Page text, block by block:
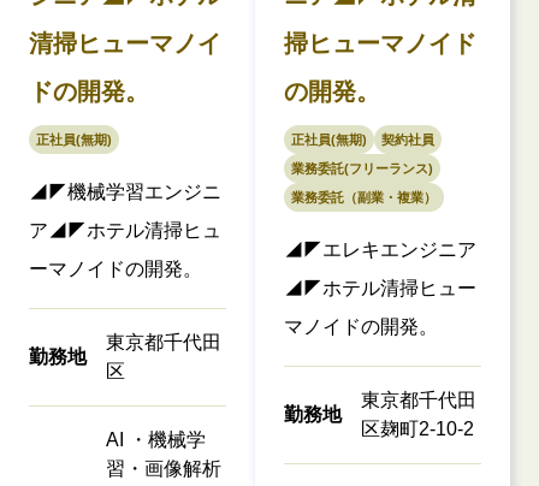
清掃ヒューマノイ
ドの開発。
正社員(無期)
◢◤機械学習エンジニ
ア◢◤ホテル清掃ヒュ
ーマノイドの開発。
勤務地
東京都千代田
区
AI ・機械学
習・画像解析
掃ヒューマノイド
の開発。
正社員(無期)
契約社員
業務委託(フリーランス)
業務委託（副業・複業）
◢◤エレキエンジニア
◢◤ホテル清掃ヒュー
マノイドの開発。
勤務地
東京都千代田
区麹町2-10-2